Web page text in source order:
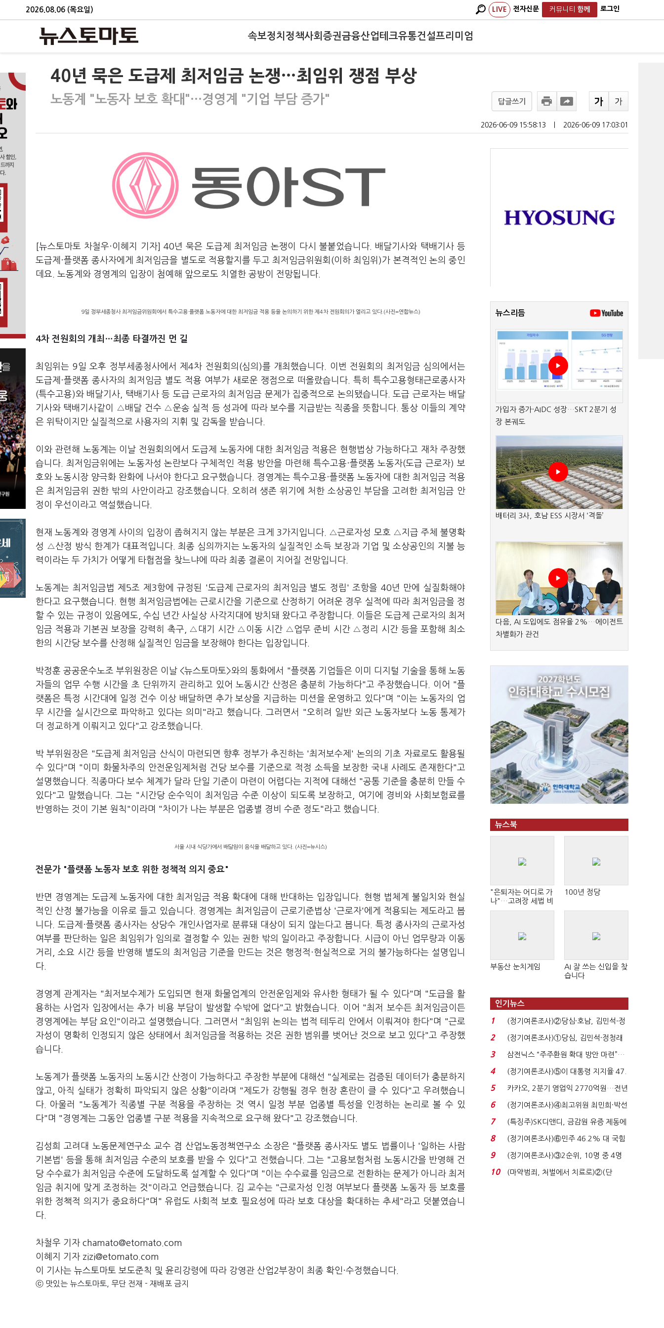
2026.08.06 (목요일) LIVE 전자신문 커뮤니티 함께 로그인
속보정치 정책사회 증권금융산업테크유통건설프리미엄
40년 묵은 도급제 최저임금 논쟁…최임위 쟁점 부상
노동계 "노동자 보호 확대"…경영계 "기업 부담 증가" 답글쓰기
2026-06-09 15:58:13 2026-06-09 17:03:01
[뉴스토마토 차철우·이혜지 기자] 40년 묵은 도급제 최저임금 논쟁이 다시 불붙었습니다. 배달기사와 택배기사 등
도급제·플랫폼 종사자에게 최저임금을 별도로 적용할지를 두고 최저임금위원회(이하 최임위)가 본격적인 논의 중인
데요. 노동계와 경영계의 입장이 첨예해 앞으로도 치열한 공방이 전망됩니다.
9일 정부세종청사 최저임금위원회에서 특수고용·플랫폼 노동자에 대한 최저임금 적용 등을 논의하기 위한 제4차 전원회의가 열리고 있다.(사진=연합뉴스)
4차 전원회의 개최…최종 타결까진 먼 길
최임위는 9일 오후 정부세종청사에서 제4차 전원회의(심의)를 개최했습니다. 이번 전원회의 최저임금 심의에서는
도급제·플랫폼 종사자의 최저임금 별도 적용 여부가 새로운 쟁점으로 떠올랐습니다. 특히 특수고용형태근로종사자
(특수고용)와 배달기사, 택배기사 등 도급 근로자의 최저임금 문제가 집중적으로 논의됐습니다. 도급 근로자는 배달
기사와 택배기사같이 △배달 건수 △운송 실적 등 성과에 따라 보수를 지급받는 직종을 뜻합니다. 통상 이들의 계약
은 위탁이지만 실질적으로 사용자의 지휘 및 감독을 받습니다.
이와 관련해 노동계는 이날 전원회의에서 도급제 노동자에 대한 최저임금 적용은 현행법상 가능하다고 재차 주장했
습니다. 최저임금위에는 노동자성 논란보다 구체적인 적용 방안을 마련해 특수고용·플랫폼 노동자(도급 근로자) 보
호와 노동시장 양극화 완화에 나서야 한다고 요구했습니다. 경영계는 특수고용·플랫폼 노동자에 대한 최저임금 적용
은 최저임금위 권한 밖의 사안이라고 강조했습니다. 오히려 생존 위기에 처한 소상공인 부담을 고려한 최저임금 안
정이 우선이라고 역설했습니다.
현재 노동계와 경영계 사이의 입장이 좁혀지지 않는 부분은 크게 3가지입니다. △근로자성 모호 △지급 주체 불명확
성 △산정 방식 한계가 대표적입니다. 최종 심의까지는 노동자의 실질적인 소득 보장과 기업 및 소상공인의 지불 능
력이라는 두 가치가 어떻게 타협점을 찾느냐에 따라 최종 결론이 지어질 전망입니다.
노동계는 최저임금법 제5조 제3항에 규정된 '도급제 근로자의 최저임금 별도 정립' 조항을 40년 만에 실질화해야
한다고 요구했습니다. 현행 최저임금법에는 근로시간을 기준으로 산정하기 어려운 경우 실적에 따라 최저임금을 정
할 수 있는 규정이 있음에도, 수십 년간 사실상 사각지대에 방치돼 왔다고 주장합니다. 이들은 도급제 근로자의 최저
임금 적용과 기본권 보장을 강력히 촉구, △대기 시간 △이동 시간 △업무 준비 시간 △정리 시간 등을 포함해 최소
한의 시간당 보수를 산정해 실질적인 임금을 보장해야 한다는 입장입니다.
박정훈 공공운수노조 부위원장은 이날 <뉴스토마토>와의 통화에서 "플랫폼 기업들은 이미 디지털 기술을 통해 노동
자들의 업무 수행 시간을 초 단위까지 관리하고 있어 노동시간 산정은 충분히 가능하다"고 주장했습니다. 이어 "플
랫폼은 특정 시간대에 일정 건수 이상 배달하면 추가 보상을 지급하는 미션을 운영하고 있다"며 "이는 노동자의 업
무 시간을 실시간으로 파악하고 있다는 의미"라고 했습니다. 그러면서 "오히려 일반 외근 노동자보다 노동 통제가
더 정교하게 이뤄지고 있다"고 강조했습니다.
박 부위원장은 "도급제 최저임금 산식이 마련되면 향후 정부가 추진하는 '최저보수제' 논의의 기초 자료로도 활용될
수 있다"며 "이미 화물차주의 안전운임제처럼 건당 보수를 기준으로 적정 소득을 보장한 국내 사례도 존재한다"고
설명했습니다. 직종마다 보수 체계가 달라 단일 기준이 마련이 어렵다는 지적에 대해선 "공통 기준을 충분히 만들 수
있다"고 말했습니다. 그는 "시간당 순수익이 최저임금 수준 이상이 되도록 보장하고, 여기에 경비와 사회보험료를
반영하는 것이 기본 원칙"이라며 "차이가 나는 부분은 업종별 경비 수준 정도"라고 했습니다.
서울 시내 식당가에서 배달원이 음식을 배달하고 있다. (사진=뉴시스)
전문가 "플랫폼 노동자 보호 위한 정책적 의지 중요"
반면 경영계는 도급제 노동자에 대한 최저임금 적용 확대에 대해 반대하는 입장입니다. 현행 법체계 불일치와 현실
적인 산정 불가능을 이유로 들고 있습니다. 경영계는 최저임금이 근로기준법상 '근로자'에게 적용되는 제도라고 봅
니다. 도급제·플랫폼 종사자는 상당수 개인사업자로 분류돼 대상이 되지 않는다고 봅니다. 특정 종사자의 근로자성
여부를 판단하는 일은 최임위가 임의로 결정할 수 있는 권한 밖의 일이라고 주장합니다. 시급이 아닌 업무량과 이동
거리, 소요 시간 등을 반영해 별도의 최저임금 기준을 만드는 것은 행정적·현실적으로 거의 불가능하다는 설명입니
다.
경영계 관계자는 "최저보수제가 도입되면 현재 화물업계의 안전운임제와 유사한 형태가 될 수 있다"며 "도급을 활
용하는 사업자 입장에서는 추가 비용 부담이 발생할 수밖에 없다"고 밝혔습니다. 이어 "최저 보수든 최저임금이든
경영계에는 부담 요인"이라고 설명했습니다. 그러면서 "최임위 논의는 법적 테두리 안에서 이뤄져야 한다"며 "근로
자성이 명확히 인정되지 않은 상태에서 최저임금을 적용하는 것은 권한 범위를 벗어난 것으로 보고 있다"고 주장했
습니다.
노동계가 플랫폼 노동자의 노동시간 산정이 가능하다고 주장한 부분에 대해선 "실제로는 검증된 데이터가 충분하지
않고, 아직 실태가 정확히 파악되지 않은 상황"이라며 "제도가 강행될 경우 현장 혼란이 클 수 있다"고 우려했습니
다. 아울러 "노동계가 직종별 구분 적용을 주장하는 것 역시 일정 부분 업종별 특성을 인정하는 논리로 볼 수 있
다"며 "경영계는 그동안 업종별 구분 적용을 지속적으로 요구해 왔다"고 강조했습니다.
김성희 고려대 노동문제연구소 교수 겸 산업노동정책연구소 소장은 "플랫폼 종사자도 별도 법률이나 '일하는 사람
기본법' 등을 통해 최저임금 수준의 보호를 받을 수 있다"고 전했습니다. 그는 "고용보험처럼 노동시간을 반영해 건
당 수수료가 최저임금 수준에 도달하도록 설계할 수 있다"며 "이는 수수료를 임금으로 전환하는 문제가 아니라 최저
임금 취지에 맞게 조정하는 것"이라고 언급했습니다. 김 교수는 "근로자성 인정 여부보다 플랫폼 노동자 등 보호를
위한 정책적 의지가 중요하다"며" 유럽도 사회적 보호 필요성에 따라 보호 대상을 확대하는 추세"라고 덧붙였습니
다.
차철우 기자 chamato@etomato.com
이혜지 기자 zizi@etomato.com
이 기사는 뉴스토마토 보도준칙 및 윤리강령에 따라 강영관 산업2부장이 최종 확인·수정했습니다.
ⓒ 맛있는 뉴스토마토, 무단 전재 - 재배포 금지
뉴스리듬
가입자 증가·AIDC 성장…SKT 2분기 성
장 본궤도
배터리 3사, 호남 ESS 시장서 ‘격돌’
다음, AI 도입에도 점유율 2%…에이전트
차별화가 관건
뉴스북
"은퇴자는 어디로 가
나"…고려장 세법 비
판 확산
100년 정당
부동산 눈치게임
AI 잘 쓰는 신입을 찾
습니다
인기뉴스
1
(정기여론조사)②당심·호남, 김민석-정
청래 '초접전'...
2
(정기여론조사)①당심, 김민석·정청래
'초접전'…대통령 ...
3
삼전닉스 “주주환원 확대 방안 마련”…
로이터에 성명...
4
(정기여론조사)⑤이 대통령 지지율 47.
7%…일주일 만에 ...
5
카카오, 2분기 영업익 2770억원…전년
비 36% 증가...
6
(정기여론조사)④최고위원 최민희·박선
원 '양강'…서미...
7
(특징주)SK디앤디, 금감원 유증 제동에
장 초반 상한가...
8
(정기여론조사)⑥민주 46.2% 대 국힘
31.0%…오차범위 밖 ...
9
(정기여론조사)③2순위, 10명 중 4명
'송영길'…정청래 '한 ...
10
(마약범죄, 처벌에서 치료로)②(단